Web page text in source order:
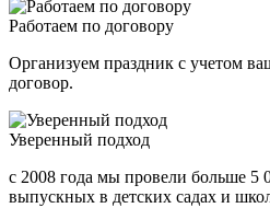
Работаем по договору
Организуем праздник с учетом
договор.
Уверенный подход
с 2008 года мы провели больше 5
выпускных в детских садах и